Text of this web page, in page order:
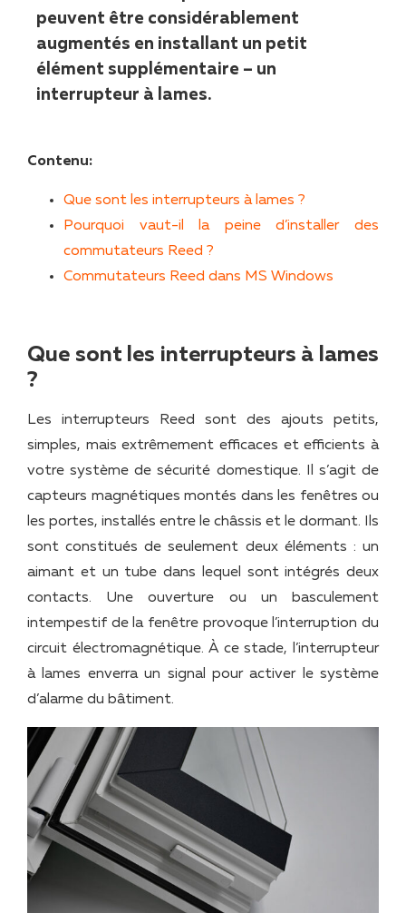
peuvent être considérablement
augmentés en installant un petit
élément supplémentaire – un
interrupteur à lames.
Contenu:
Que sont les interrupteurs à lames ?
Pourquoi vaut-il la peine d’installer des
commutateurs Reed ?
Commutateurs Reed dans MS Windows
Que sont les interrupteurs à lames
?
Les interrupteurs Reed sont des ajouts petits,
simples, mais extrêmement efficaces et efficients à
votre système de sécurité domestique. Il s’agit de
capteurs magnétiques montés dans les fenêtres ou
les portes, installés entre le châssis et le dormant. Ils
sont constitués de seulement deux éléments : un
aimant et un tube dans lequel sont intégrés deux
contacts. Une ouverture ou un basculement
intempestif de la fenêtre provoque l’interruption du
circuit électromagnétique. À ce stade, l’interrupteur
à lames enverra un signal pour activer le système
d’alarme du bâtiment.